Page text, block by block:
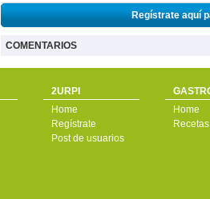
Regístrate aquí
COMENTARIOS
2URPI
Home
Regístrate
Post de usuarios
Home
Recetas